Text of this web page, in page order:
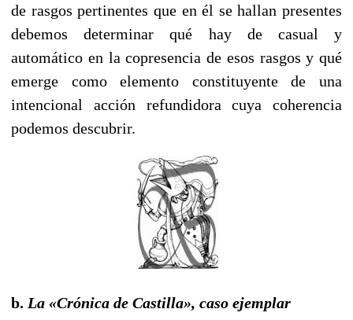
de rasgos pertinentes que en él se hallan presentes
debemos determinar qué hay de casual y
automático en la copresencia de esos rasgos y qué
emerge como elemento constituyente de una
intencional acción refundidora cuya coherencia
podemos descubrir.
b. La «Crónica de Castilla», caso ejemplar